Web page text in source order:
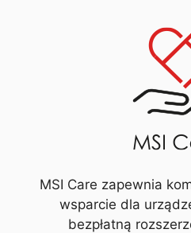
MSI Care zapewnia
wsparcie dla
bezpłatną